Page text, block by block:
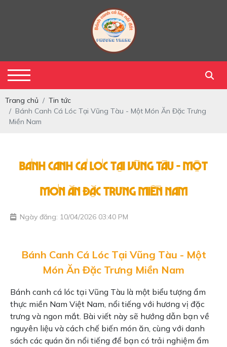
Trang chủ
Tin tức
Bánh Canh Cá Lóc Tại Vũng Tàu - Một Món Ăn Đặc Trưng
Miền Nam
Bánh Canh Cá Lóc Tại Vũng Tàu - Một
Món Ăn Đặc Trưng Miền Nam
Ngày đăng: 10/04/2026 03:40 PM
Bánh Canh Cá Lóc Tại Vũng Tàu - Một
Món Ăn Đặc Trưng Miền Nam
Bánh canh cá lóc tại Vũng Tàu là một biểu tượng ẩm
thực miền Nam Việt Nam, nổi tiếng với hương vị đặc
trưng và ngon mắt. Bài viết này sẽ hướng dẫn bạn về
nguyên liệu và cách chế biến món ăn, cùng với danh
sách các quán ăn nổi tiếng để bạn có trải nghiệm ẩm